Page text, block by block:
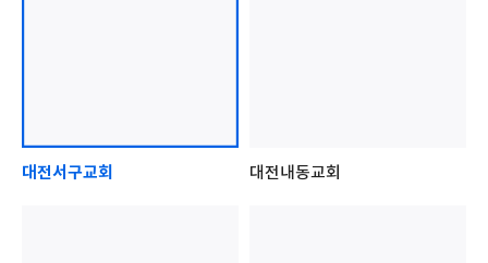
대전서구교회 대전내동교회